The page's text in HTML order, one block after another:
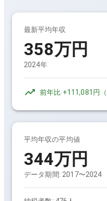
最新平均年収
358万円
2024年
前年比 +111,081円 （
平均年収の平均値
344万円
データ期間: 2017〜2024